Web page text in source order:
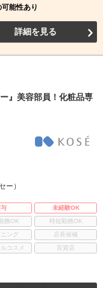
能性あり
詳細を見る
』美容部員！化粧品専
ー）
未経験OK
務OK
時短勤務OK
ング
店長候補
コスメ 百貨店